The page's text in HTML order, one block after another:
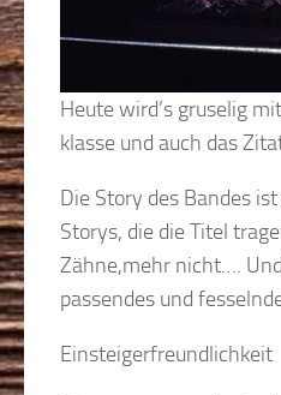
Heute wird’s gruselig
klasse und auch das
Die Story des Bandes
Storys, die die Titel
Zähne,mehr nicht….
passendes und
Einsteigerfreundlichkeit